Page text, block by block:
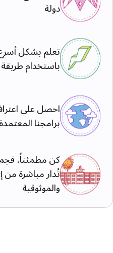
دولة
تعلم بشكل أسرع
باستخدام
احصل على
برامجنا
كن مطمئناً،
تُدار مباشرة
والموثوقية